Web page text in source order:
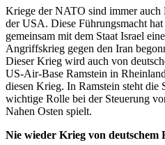
Kriege der NATO sind immer auch
der USA. Diese Führungsmacht
gemeinsam mit dem Staat Israel
Angriffskrieg gegen den Iran
Dieser Krieg wird auch von
US-Air-Base Ramstein in
diesen Krieg. In Ramstein steht die
wichtige Rolle bei der Steuerung
Nahen Osten spielt.
Nie wieder Krieg von deutschem